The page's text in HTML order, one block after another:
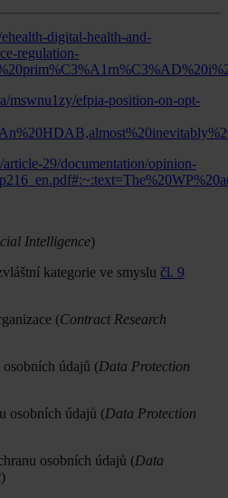
digital-health-and-
regulation-
mswnu1zy/efpia-position-on-opt-
article-29/documentation/opinion-
Intelligence)
kategorie ve smyslu čl. 9
(Contract Research
údajů (Data Protection
osobních údajů (Data Protection
osobních údajů (Data
)